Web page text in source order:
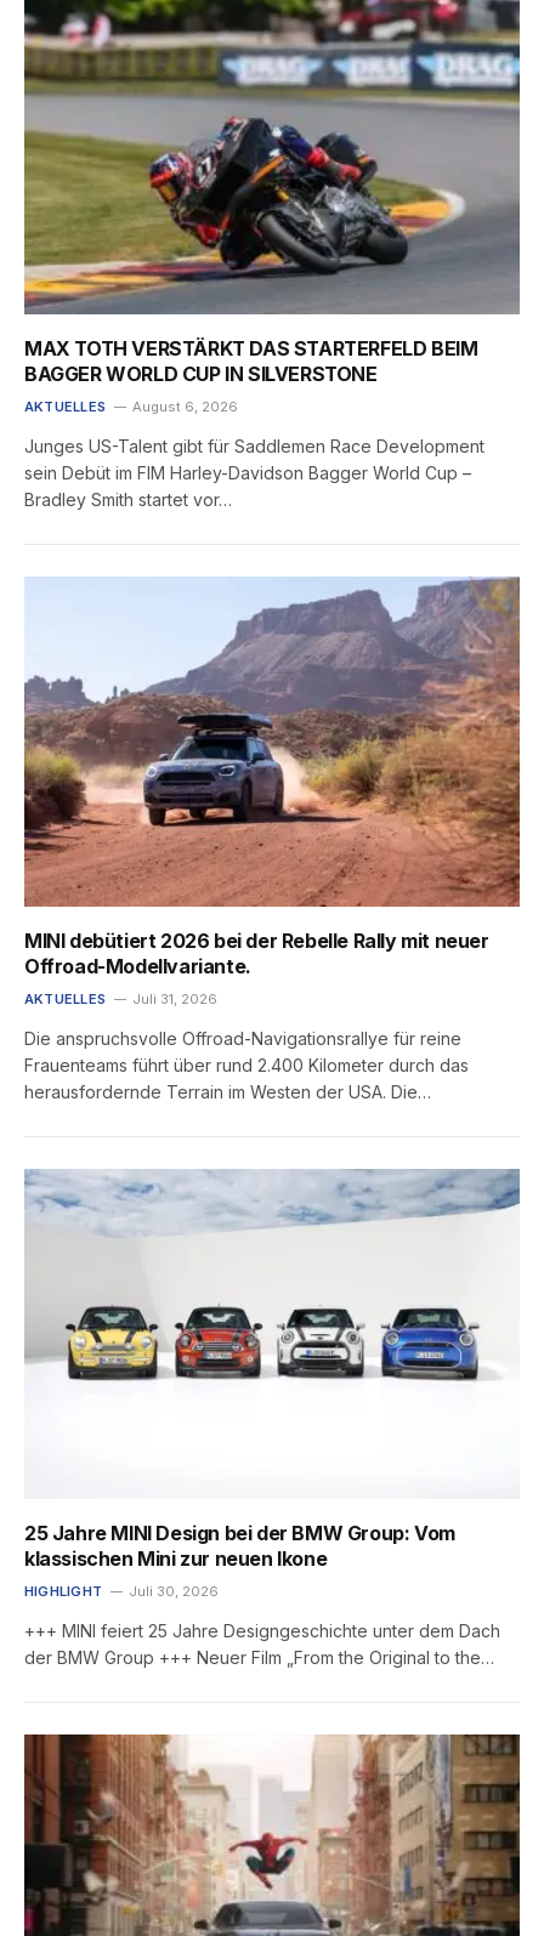
MAX TOTH VERSTÄRKT DAS STARTERFELD BEIM
BAGGER WORLD CUP IN SILVERSTONE
AKTUELLES August 6, 2026
Junges US-Talent gibt für Saddlemen Race Development
sein Debüt im FIM Harley-Davidson Bagger World Cup –
Bradley Smith startet vor…
MINI debütiert 2026 bei der Rebelle Rally mit neuer
Offroad-Modellvariante.
AKTUELLES Juli 31, 2026
Die anspruchsvolle Offroad-Navigationsrallye für reine
Frauenteams führt über rund 2.400 Kilometer durch das
herausfordernde Terrain im Westen der USA. Die…
25 Jahre MINI Design bei der BMW Group: Vom
klassischen Mini zur neuen Ikone
HIGHLIGHT Juli 30, 2026
+++ MINI feiert 25 Jahre Designgeschichte unter dem Dach
der BMW Group +++ Neuer Film „From the Original to the…